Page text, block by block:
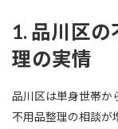
1. 品川区
理の実情
品川区は単身世帯か
不用品整理の相談が